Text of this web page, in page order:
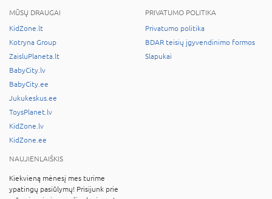
MŪSŲ DRAUGAI
KidZone.lt
Kotryna Group
ZaisluPlaneta.lt
BabyCity.lv
BabyCity.ee
Jukukeskus.ee
ToysPlanet.lv
KidZone.lv
KidZone.ee
PRIVATUMO POLITIKA
Privatumo politika
BDAR teisių įgyvendinimo formos
Slapukai
NAUJIENLAIŠKIS
Kiekvieną mėnesį mes turime
ypatingų pasiūlymų! Prisijunk prie